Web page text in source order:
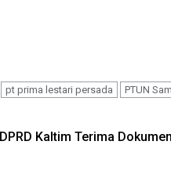
pt prima lestari persada PTUN
DPRD Kaltim Terima